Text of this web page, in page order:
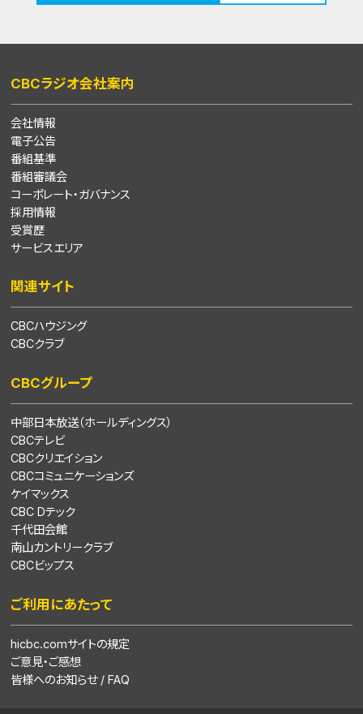
CBCラジオ会社案内
会社情報
電子公告
番組基準
番組審議会
コーポレート・ガバナンス
採用情報
受賞歴
サービスエリア
関連サイト
CBCハウジング
CBCクラブ
CBCグループ
中部日本放送（ホールディングス）
CBCテレビ
CBCクリエイション
CBCコミュニケーションズ
ケイマックス
CBC Dテック
千代田会館
南山カントリークラブ
CBCビップス
ご利用にあたって
hicbc.comサイトの規定
ご意見・ご感想
皆様へのお知らせ / FAQ